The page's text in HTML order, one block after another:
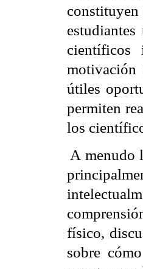
científicos
motivación
útiles
permiten
los
A menudo
físico,
sobre